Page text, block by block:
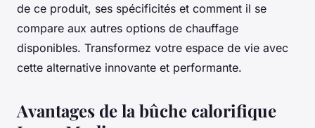
de ce produit, ses spécificités et comment il se
compare aux autres options de chauffage
disponibles. Transformez votre espace de vie avec
cette alternative innovante et performante.
Avantages de la bûche calorifique